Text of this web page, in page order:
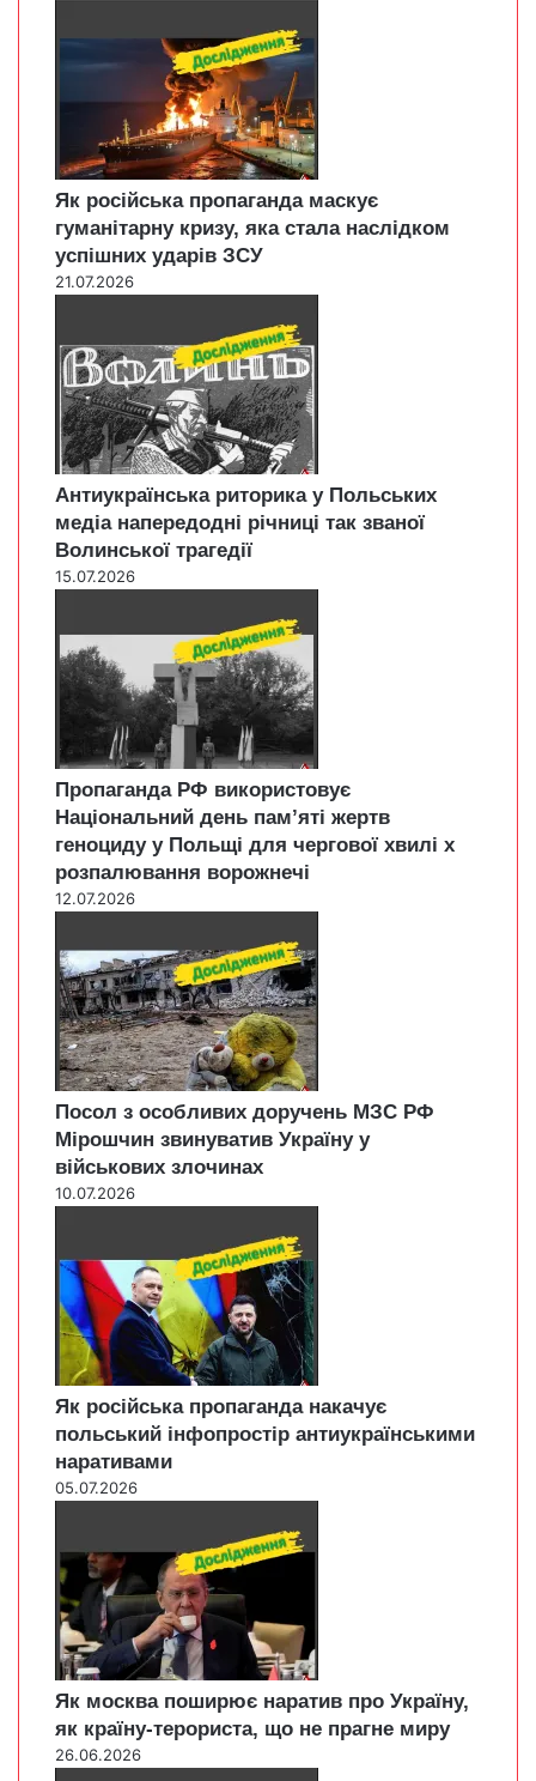
Як російська пропаганда маскує
гуманітарну кризу, яка стала наслідком
успішних ударів ЗСУ
21.07.2026
Антиукраїнська риторика у Польських
медіа напередодні річниці так званої
Волинської трагедії
15.07.2026
Пропаганда РФ використовує
Національний день пам’яті жертв
геноциду у Польщі для чергової хвилі х
розпалювання ворожнечі
12.07.2026
Посол з особливих доручень МЗС РФ
Мірошчин звинуватив Україну у
військових злочинах
10.07.2026
Як російська пропаганда накачує
польський інфопростір антиукраїнськими
наративами
05.07.2026
Як москва поширює наратив про Україну,
як країну-терориста, що не прагне миру
26.06.2026